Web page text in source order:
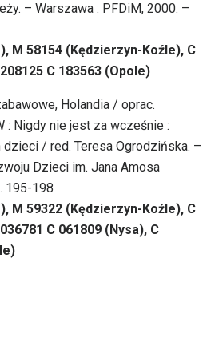
– Warszawa : PFDiM, 2000. –
M 58154 (Kędzierzyn-Koźle), C
C 183563 (Opole)
Holandia / oprac.
Nigdy nie jest za wcześnie :
dzieci / red. Teresa Ogrodzińska. –
Dzieci im. Jana Amosa
195-198
M 59322 (Kędzierzyn-Koźle), C
C 061809 (Nysa), C